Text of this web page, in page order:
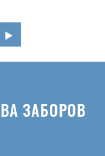
ЗАБОРОВ